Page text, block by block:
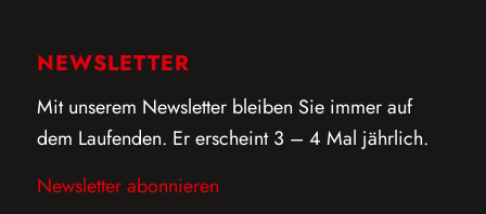
NEWSLETTER
Mit unserem Newsletter bleiben Sie immer auf
dem Laufenden. Er erscheint 3 – 4 Mal jährlich.
Newsletter abonnieren